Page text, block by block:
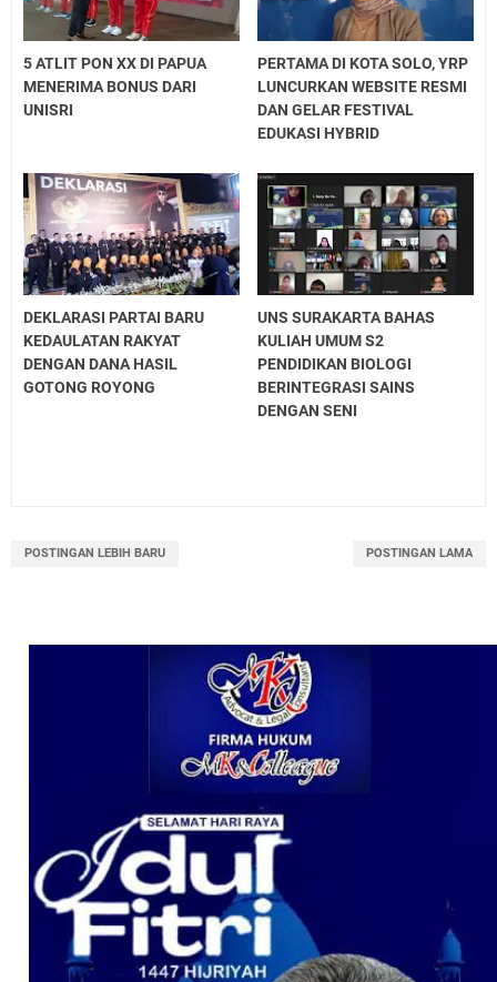
5 ATLIT PON XX DI PAPUA
MENERIMA BONUS DARI
UNISRI
PERTAMA DI KOTA SOLO, YRP
LUNCURKAN WEBSITE RESMI
DAN GELAR FESTIVAL
EDUKASI HYBRID
DEKLARASI PARTAI BARU
KEDAULATAN RAKYAT
DENGAN DANA HASIL
GOTONG ROYONG
UNS SURAKARTA BAHAS
KULIAH UMUM S2
PENDIDIKAN BIOLOGI
BERINTEGRASI SAINS
DENGAN SENI
POSTINGAN LEBIH BARU POSTINGAN LAMA